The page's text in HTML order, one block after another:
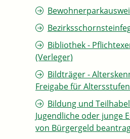
Bibliothek -
(Verleger)
Bildträger -
Freigabe für
Bildung und
Jugendliche oder junge
von Bürgergeld